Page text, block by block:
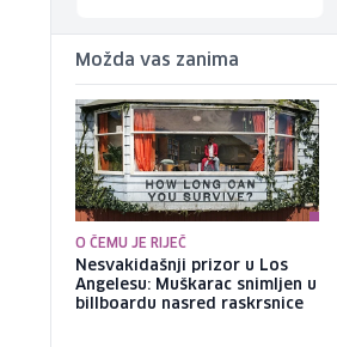
Možda vas zanima
O ČEMU JE RIJEČ
Nesvakidašnji prizor u Los
Angelesu: Muškarac snimljen u
billboardu nasred raskrsnice